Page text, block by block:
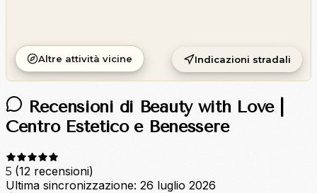
Altre attività vicine Indicazioni stradali
Recensioni di Beauty with Love |
Centro Estetico e Benessere
5 (12 recensioni)
Ultima sincronizzazione: 26 luglio 2026